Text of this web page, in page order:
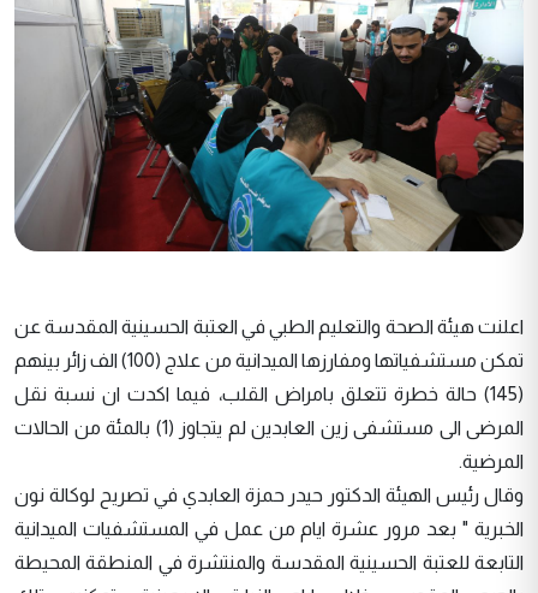
اعلنت هيئة الصحة والتعليم الطبي في العتبة الحسينية المقدسة عن
تمكن مستشفياتها ومفارزها الميدانية من علاج (100) الف زائر بينهم
(145) حالة خطرة تتعلق بامراض القلب، فيما اكدت ان نسبة نقل
المرضى الى مستشفى زين العابدين لم يتجاوز (1) بالمئة من الحالات
المرضية.
وقال رئيس الهيئة الدكتور حيدر حمزة العابدي في تصريح لوكالة نون
الخبرية " بعد مرور عشرة ايام من عمل في المستشفيات الميدانية
التابعة للعتبة الحسينية المقدسة والمنتشرة في المنطقة المحيطة